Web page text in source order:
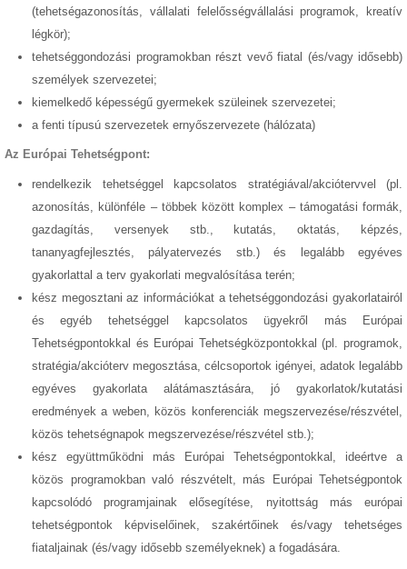
(tehetségazonosítás, vállalati felelősségvállalási programok, kreatív
légkör);
tehetséggondozási programokban részt vevő fiatal (és/vagy idősebb)
személyek szervezetei;
kiemelkedő képességű gyermekek szüleinek szervezetei;
a fenti típusú szervezetek ernyőszervezete (hálózata)
Az Európai Tehetségpont:
rendelkezik tehetséggel kapcsolatos stratégiával/akciótervvel (pl.
azonosítás, különféle –többek között komplex – támogatási formák,
gazdagítás, versenyek stb., kutatás, oktatás, képzés,
tananyagfejlesztés, pályatervezés stb.) és legalább egyéves
gyakorlattal a terv gyakorlati megvalósítása terén;
kész megosztani az információkat a tehetséggondozási gyakorlatairól
és egyéb tehetséggel kapcsolatos ügyekről más Európai
Tehetségpontokkal és Európai Tehetségközpontokkal (pl. programok,
stratégia/akcióterv megosztása, célcsoportok igényei, adatok legalább
egyéves gyakorlata alátámasztására, jó gyakorlatok/kutatási
eredmények a weben, közös konferenciák megszervezése/részvétel,
közös tehetségnapok megszervezése/részvétel stb.);
kész együttműködni más Európai Tehetségpontokkal, ideértve a
közös programokban való részvételt, más Európai Tehetségpontok
kapcsolódó programjainak elősegítése, nyitottság más európai
tehetségpontok képviselőinek, szakértőinek és/vagy tehetséges
fiataljainak (és/vagy idősebb személyeknek) a fogadására.